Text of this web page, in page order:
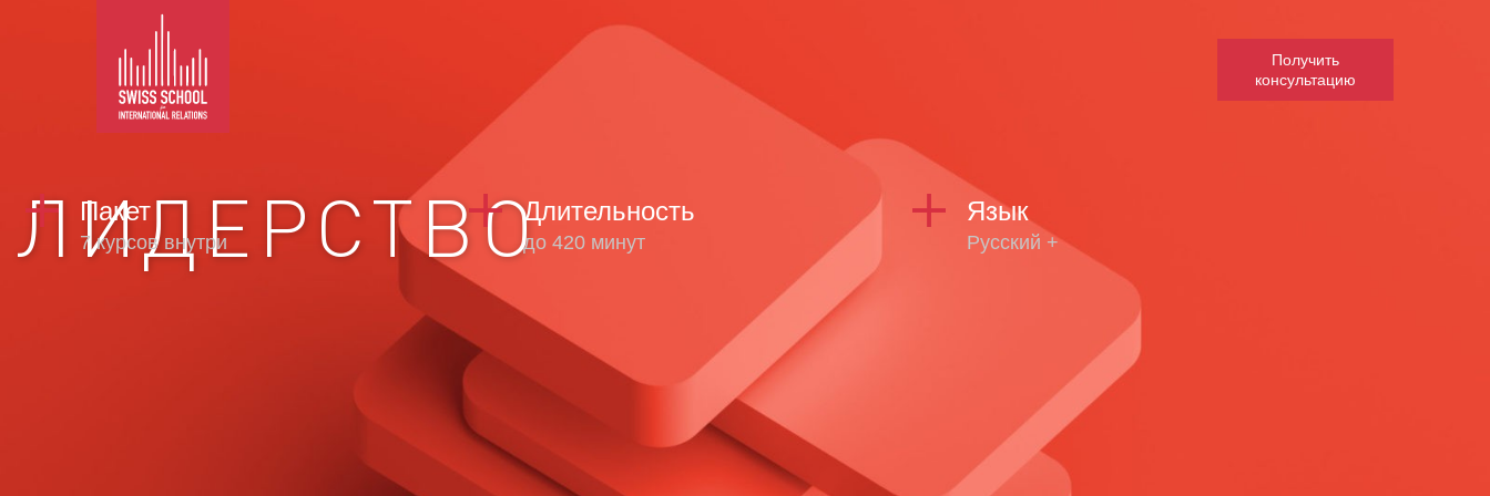
Получить
консультацию
ЛИДЕРСТВО
Пакет
7 курсов внутри
Длительность
до 420 минут
Язык
Русский +